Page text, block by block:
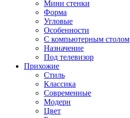
Мини стенки
Форма
Угловые
Особенности
С компьютерным столом
Назначение
Под телевизор
Прихожие
Стиль
Классика
Современные
Модерн
Цвет